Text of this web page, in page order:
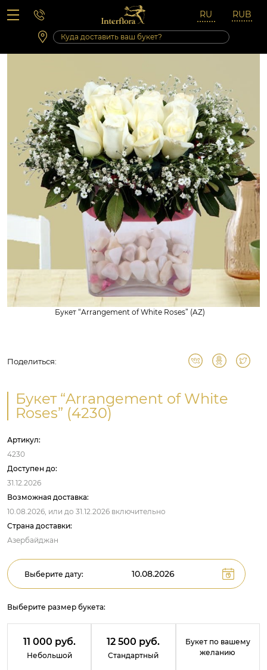
Вопросы-ответы
Сб 10:00 ‐ 14:00
Выходные и праздничные дни
Букет “Arrangement of White Roses” (AZ)
Поделиться:
Букет “Arrangement of White
Roses” (4230)
Артикул:
4230
Доступен до:
31.12.2026
Возможная доставка:
10.08.2026, или до 31.12.2026 включительно
Страна доставки:
Азербайджан
Выберите дату:
Выберите размер букета:
11 000 руб.
Небольшой
12 500 руб.
Стандартный
Букет по вашему
желанию